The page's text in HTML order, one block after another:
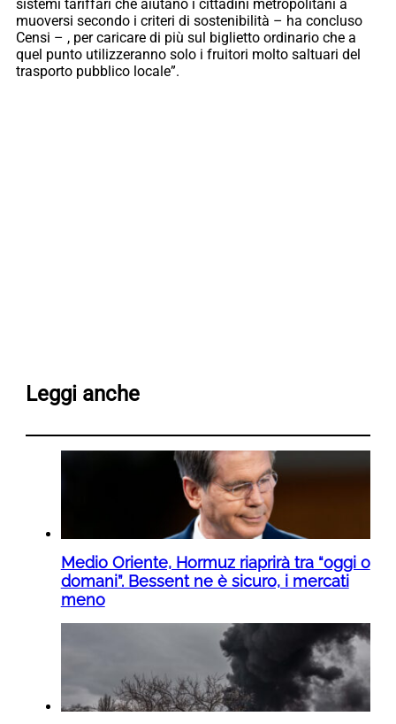
sistemi tariffari che aiutano i cittadini metropolitani a
muoversi secondo i criteri di sostenibilità – ha concluso
Censi – , per caricare di più sul biglietto ordinario che a
quel punto utilizzeranno solo i fruitori molto saltuari del
trasporto pubblico locale”.
Leggi anche
Medio Oriente, Hormuz riaprirà tra “oggi o
domani”. Bessent ne è sicuro, i mercati
meno